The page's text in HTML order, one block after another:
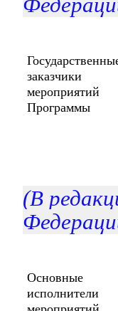
заказчики
мероприятий
Программы
(В
Основные
исполнители